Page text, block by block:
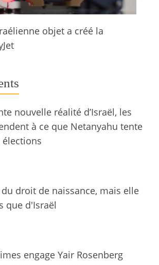
objet a créé la
nouvelle réalité d’Israël, les
à ce que Netanyahu tente
droit de naissance, mais elle
que d'Israël
engage Yair Rosenberg